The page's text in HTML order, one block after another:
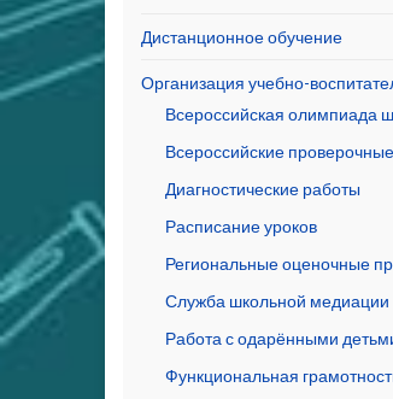
Дистанционное обучение
Организация учебно-
Всероссийская олимпиада
Всероссийские
Диагностические работы
Расписание уроков
Региональные оценочные
Служба школьной медиации
Работа с одарёнными
Функциональная